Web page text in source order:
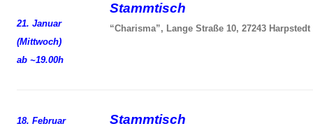
21. Januar
(Mittwoch)
ab ~19.00h
Stammtisch
“Charisma”, Lange Straße 10, 27243 Harpstedt
18. Februar
Stammtisch